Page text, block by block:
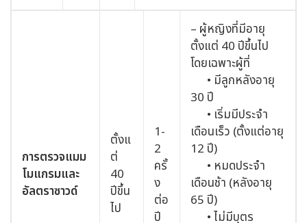
การตรวจแมม
โมแกรมและ
อัลตราซาวด์
ตั้งแ
ต่
40
ปีขึ้น
ไป
1-
2
ครั้
ง
ต่อ
ปี
– ผู้หญิงที่มีอายุ
ตั้งแต่ 40 ปีขึ้นไป
โดยเฉพาะผู้ที่
• มีลูกหลังอายุ
30 ปี
• เริ่มมีประจำ
เดือนเร็ว (ตั้งแต่อายุ
12 ปี)
• หมดประจำ
เดือนช้า (หลังอายุ
65 ปี)
• ไม่มีบุตร